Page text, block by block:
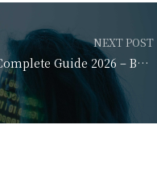
NEXT POST
JavaScript Complete Guide 2026 – Best Practices